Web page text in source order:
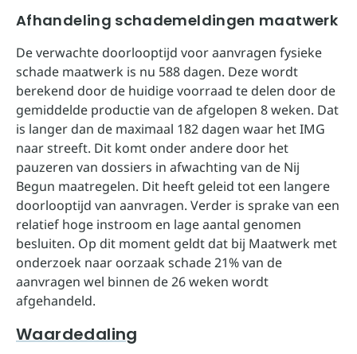
Afhandeling schademeldingen maatwerk
De verwachte doorlooptijd voor aanvragen fysieke
schade maatwerk is nu 588 dagen. Deze wordt
berekend door de huidige voorraad te delen door de
gemiddelde productie van de afgelopen 8 weken. Dat
is langer dan de maximaal 182 dagen waar het IMG
naar streeft. Dit komt onder andere door het
pauzeren van dossiers in afwachting van de Nij
Begun maatregelen. Dit heeft geleid tot een langere
doorlooptijd van aanvragen. Verder is sprake van een
relatief hoge instroom en lage aantal genomen
besluiten. Op dit moment geldt dat bij Maatwerk met
onderzoek naar oorzaak schade 21% van de
aanvragen wel binnen de 26 weken wordt
afgehandeld.
Waardedaling